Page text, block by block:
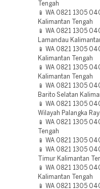
Tengah
📱 WA 0821 1305
Kalimantan Tengah
📱 WA 0821 1305
Lamandau
📱 WA 0821 1305
Kalimantan Tengah
📱 WA 0821 1305
Kalimantan Tengah
📱 WA 0821 1305
Barito Selatan
📱 WA 0821 1305
Wilayah Palangka
📱 WA 0821 1305
Tengah
📱 WA 0821 1305
📱 WA 0821 1305
Timur Kalimantan
📱 WA 0821 1305
Kalimantan Tengah
📱 WA 0821 1305